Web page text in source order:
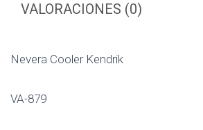
VALORACIONES (0)
Nevera Cooler Kendrik
VA-879